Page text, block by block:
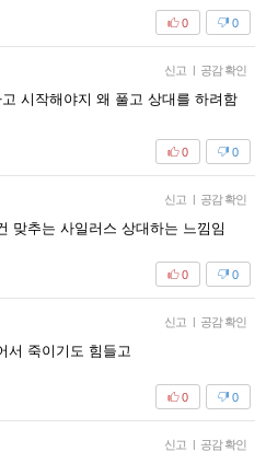
0
0
신고 | 공감 확인
시작해야지 왜 풀고 상대를 하려함
0
0
신고 | 공감 확인
맞추는 사일러스 상대하는 느낌임
0
0
신고 | 공감 확인
서 죽이기도 힘들고
0
0
신고 | 공감 확인